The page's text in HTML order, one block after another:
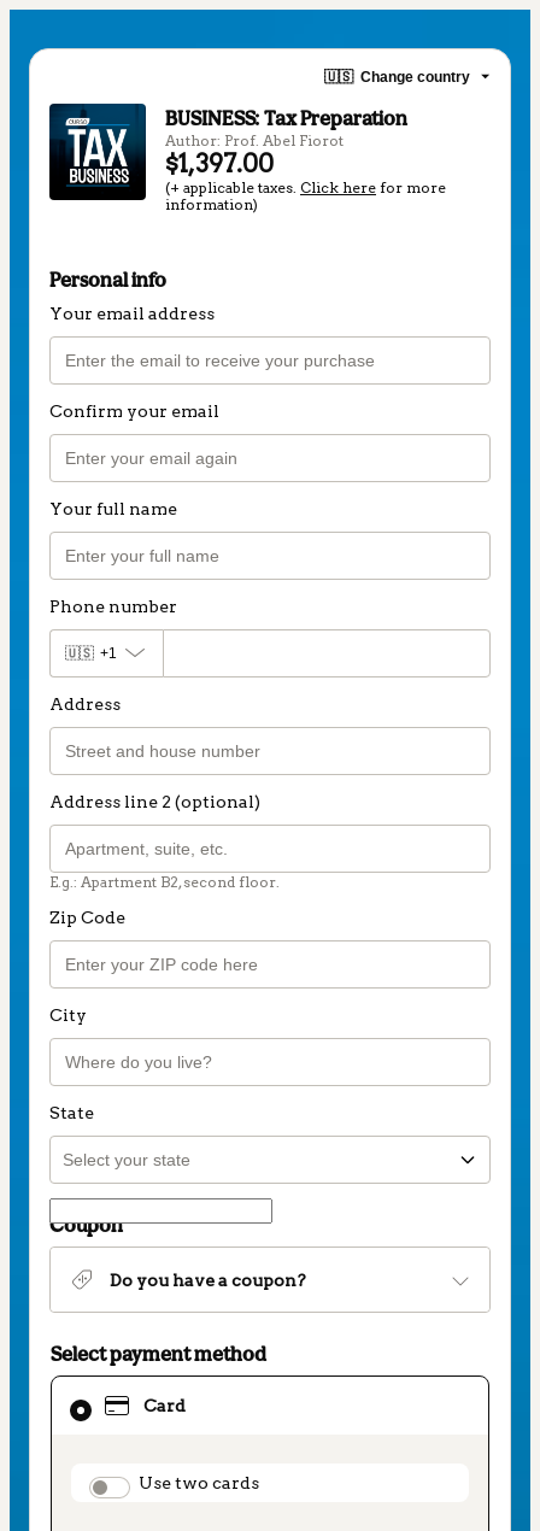
🇺🇸 Change country
BUSINESS: Tax Preparation
Author: Prof. Abel Fiorot
$1,397.00
(+ applicable taxes. Click here for more
information)
Personal info
Your email address
Confirm your email
Your full name
Phone number
🇺🇸 +1
Address
Address line 2 (optional)
E.g.: Apartment B2, second floor.
Zip Code
City
State
Coupon
Do you have a coupon?
Select payment method
Card
payment_data.section_title_v2
Use two cards
Card
selected
method